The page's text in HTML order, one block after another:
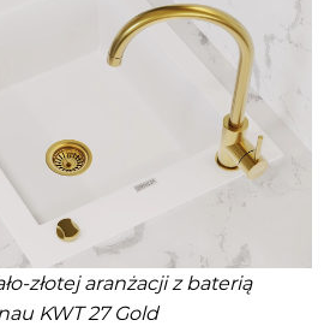
złotej aranżacji z baterią
KWT 27 Gold